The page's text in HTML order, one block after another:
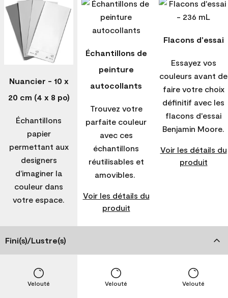
Nuancier - 10 x
20 cm (4 x 8 po)
Échantillons
papier
permettant aux
designers
d’imaginer la
couleur dans
votre espace.
Échantillons de
peinture
autocollants
Trouvez votre
parfaite couleur
avec ces
échantillons
réutilisables et
amovibles.
Voir les détails du
produit
Flacons d'essai
Essayez vos
couleurs avant de
faire votre choix
définitif avec les
flacons d'essai
Benjamin Moore.
Voir les détails du
produit
Fini(s)/Lustre(s)
Velouté Velouté Velouté